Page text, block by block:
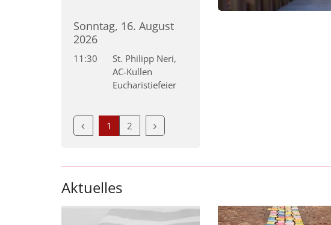
Sonntag, 16. August
2026
11:30
St. Philipp Neri,
AC-Kullen
Eucharistiefeier
Vorherige Seite
1 2 Nächste Seite
Aktuelles